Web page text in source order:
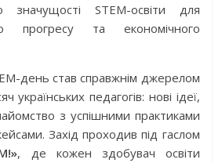
значущості STEM-освіти для
прогресу та економічного
день став справжнім джерелом
українських педагогів: нові ідеї,
з успішними практиками
Захід проходив під гаслом
, де кожен здобувач освіти